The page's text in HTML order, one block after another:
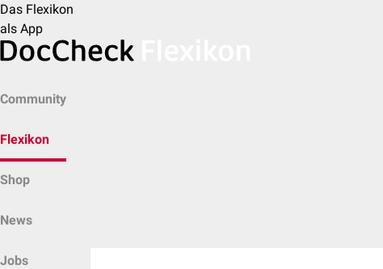
Das Flexikon
als App
Community
Flexikon
Shop
News
Jobs